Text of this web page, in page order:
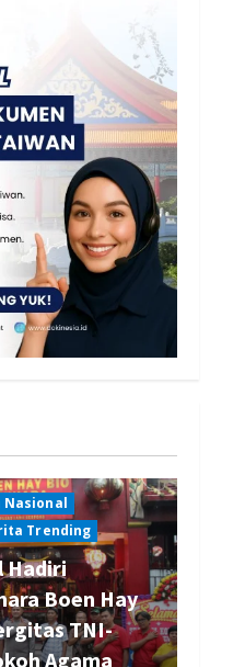
Nasional
Trending
Hadiri
Boen Hay
TNI-
Agama